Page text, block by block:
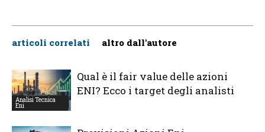
articoli correlati altro dall'autore
Analisi Tecnica
Eni
Qual è il fair value delle azioni
ENI? Ecco i target degli analisti